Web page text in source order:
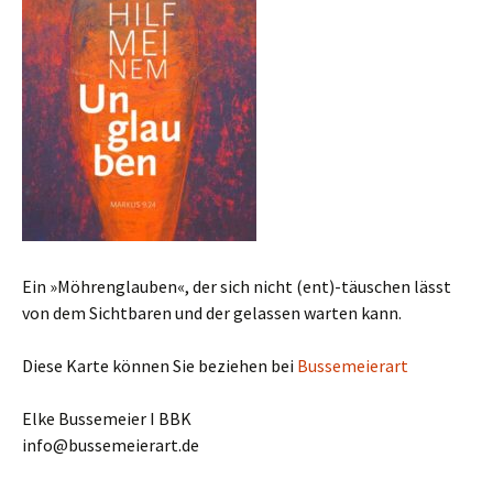
Ein »Möhrenglauben«, der sich nicht (ent)-täuschen lässt
von dem Sichtbaren und der gelassen warten kann.
Diese Karte können Sie beziehen bei Bussemeierart
Elke Bussemeier I BBK
info@bussemeierart.de